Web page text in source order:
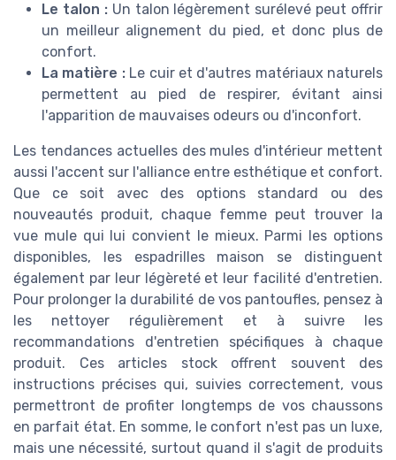
Le talon :Un talon légèrement surélevé peut offrir
un meilleur alignement du pied, et donc plus de
confort.
La matière :Le cuir et d'autres matériaux naturels
permettent au pied de respirer, évitant ainsi
l'apparition de mauvaises odeurs ou d'inconfort.
Les tendances actuelles des mules d'intérieur mettent
aussi l'accent sur l'alliance entre esthétique et confort.
Que ce soit avec des options standard ou des
nouveautés produit, chaque femme peut trouver la
vue mule qui lui convient le mieux. Parmi les options
disponibles, les espadrilles maison se distinguent
également par leur légèreté et leur facilité d'entretien.
Pour prolonger la durabilité de vos pantoufles, pensez à
les nettoyer régulièrement et à suivre les
recommandations d'entretien spécifiques à chaque
produit. Ces articles stock offrent souvent des
instructions précises qui, suivies correctement, vous
permettront de profiter longtemps de vos chaussons
en parfait état. En somme, le confort n'est pas un luxe,
mais une nécessité, surtout quand il s'agit de produits